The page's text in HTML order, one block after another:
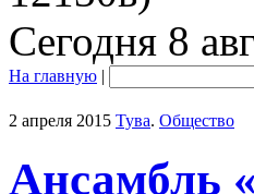
Сегодня 8
На главную |
2 апреля 2015 Тува. Общество
Ансамбль